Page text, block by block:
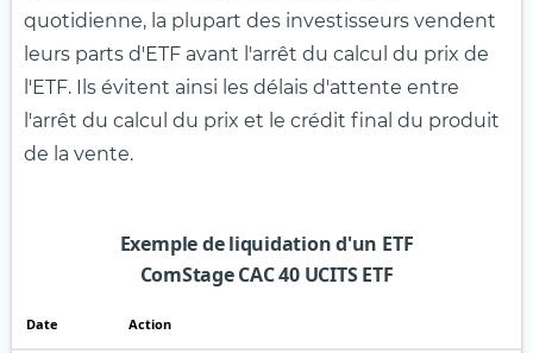
quotidienne, la plupart des investisseurs vendent
leurs parts d'ETF avant l'arrêt du calcul du prix de
l'ETF. Ils évitent ainsi les délais d'attente entre
l'arrêt du calcul du prix et le crédit final du produit
de la vente.
Exemple de liquidation d'un ETF
ComStage CAC 40 UCITS ETF
Date Action